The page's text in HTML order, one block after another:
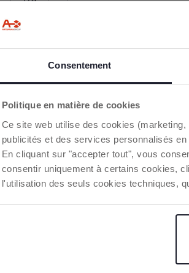
Consentement
Politique en matière de cookies
Ce site web utilise des cookies
publicités et des services personnalisés
En cliquant sur "accepter tout", vous
consentir uniquement à certains cookies,
l'utilisation des seuls cookies techniques,
Chemise manches
Vous bénéficiez
En cliquant sur